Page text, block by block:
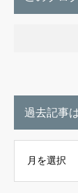
過去記事